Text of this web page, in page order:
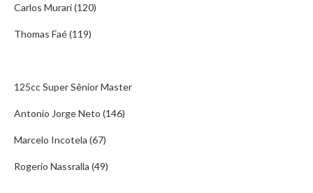
Carlos Murari (120)
Thomas Faé (119)
125cc Super Sênior Master
Antonio Jorge Neto (146)
Marcelo Incotela (67)
Rogerio Nassralla (49)